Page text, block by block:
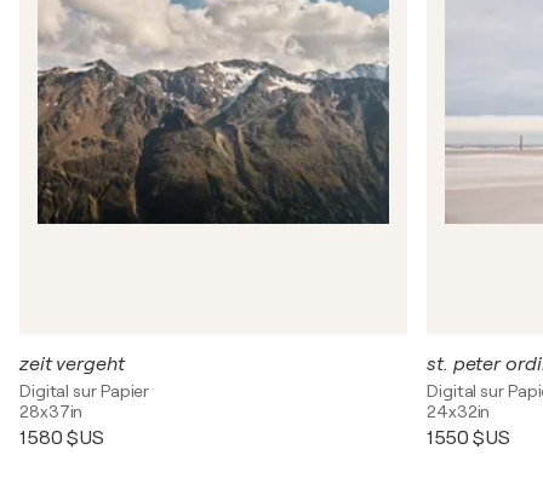
zeit vergeht
Digital sur Papier
28x37in
1 580 $US
st. peter
Digital sur
24x32in
1 550 $US